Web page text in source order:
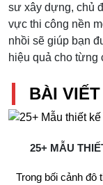
sư xây dựng, chủ
vực thi công nền
nhồi sẽ giúp bạn
hiệu quả cho từng
BÀI
25+ MẪU
Trong bối cảnh đô